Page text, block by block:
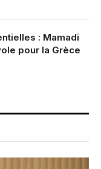
: Mamadi
pour la Grèce